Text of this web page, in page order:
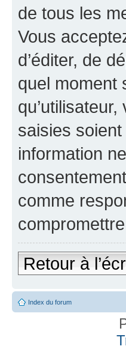
de tous les
Vous
d’éditer, de
quel moment
saisies
information
comme
Retour à
Index du forum